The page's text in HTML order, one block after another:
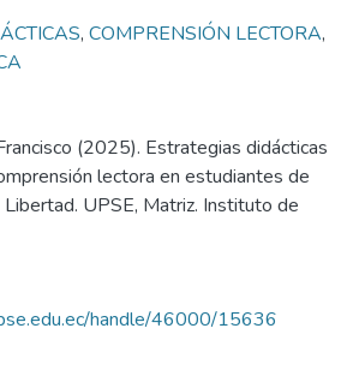
, COMPRENSIÓN LECTORA,
(2025). Estrategias didácticas
lectora en estudiantes de
Libertad. UPSE, Matriz. Instituto de
handle/46000/15636